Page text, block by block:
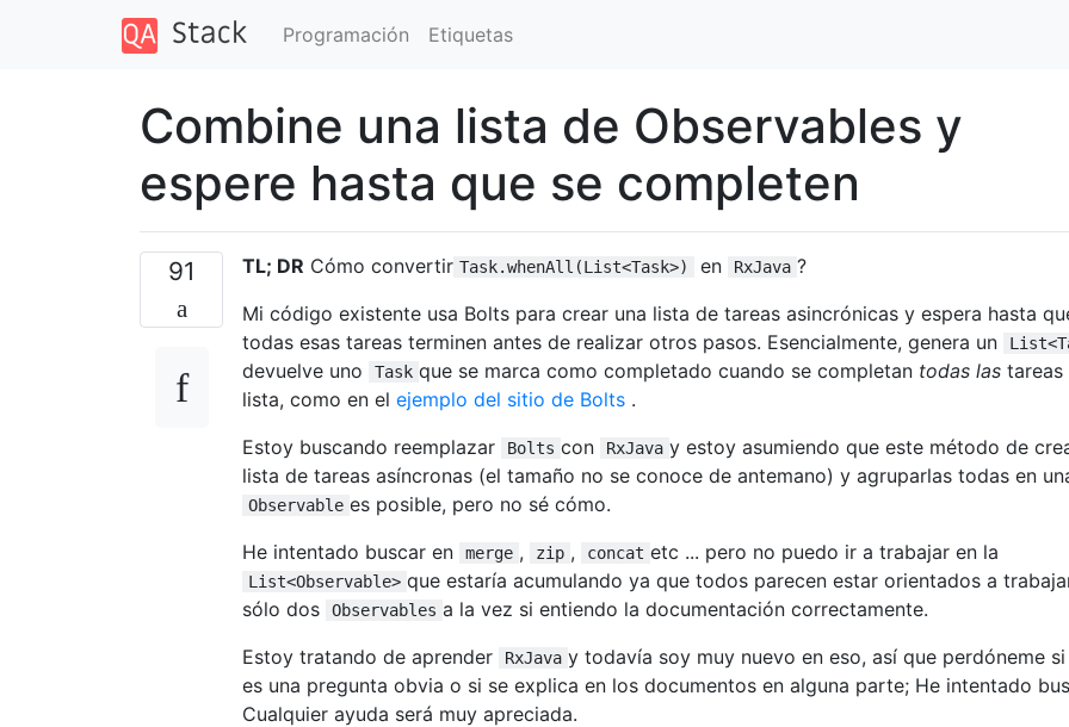
Programación Etiquetas
Combine una lista de Observables y
espere hasta que se completen
91 TL; DR Cómo convertir Task.whenAll(List<Task>) en RxJava ?
Mi código existente usa Bolts para crear una lista de tareas asincrónicas y espera hasta
todas esas tareas terminen antes de realizar otros pasos. Esencialmente, genera un
devuelve uno Task que se marca como completado cuando se completan todas las tareas
lista, como en el ejemplo del sitio de Bolts .
Estoy buscando reemplazar
Bolts con RxJava y estoy asumiendo que este método de
lista de tareas asíncronas (el tamaño no se conoce de antemano) y agruparlas todas en
Observable es posible, pero no sé cómo.
He intentado buscar en
merge , zip , concat etc ... pero no puedo ir a trabajar en la
List<Observable> que estaría acumulando ya que todos parecen estar orientados a
sólo dos
Observables a la vez si entiendo la documentación correctamente.
Estoy tratando de aprender
RxJava y todavía soy muy nuevo en eso, así que perdóneme
es una pregunta obvia o si se explica en los documentos en alguna parte; He intentado
Cualquier ayuda será muy apreciada.